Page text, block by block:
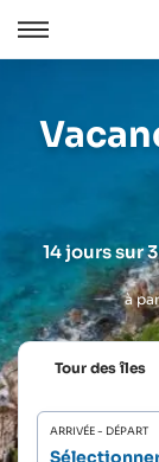
14 jours sur
à
Tour des îles
ARRIVÉE - DÉPART